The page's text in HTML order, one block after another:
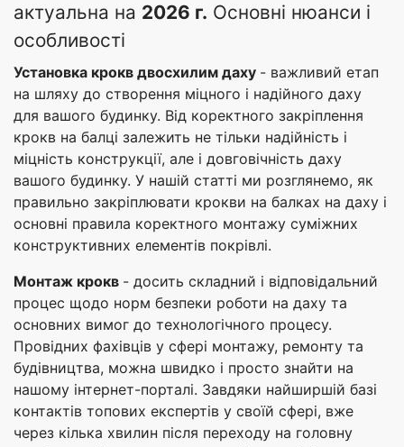
актуальна на 2026 г. Основні нюанси і
особливості
Установка крокв двосхилим даху - важливий етап
на шляху до створення міцного і надійного даху
для вашого будинку. Від коректного закріплення
крокв на балці залежить не тільки надійність і
міцність конструкції, але і довговічність даху
вашого будинку. У нашій статті ми розглянемо, як
правильно закріплювати крокви на балках на даху і
основні правила коректного монтажу суміжних
конструктивних елементів покрівлі.
Монтаж крокв - досить складний і відповідальний
процес щодо норм безпеки роботи на даху та
основних вимог до технологічного процесу.
Провідних фахівців у сфері монтажу, ремонту та
будівництва, можна швидко і просто знайти на
нашому інтернет-порталі. Завдяки найширшій базі
контактів топових експертів у своїй сфері, вже
через кілька хвилин після переходу на головну